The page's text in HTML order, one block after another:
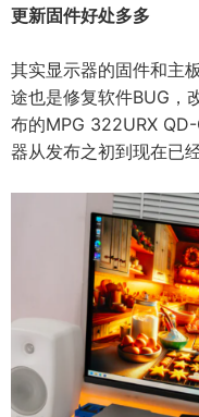
更新固件好处多多
其实显示器的固件和主
途也是修复软件BUG，
布的MPG 322URX
器从发布之初到现在已